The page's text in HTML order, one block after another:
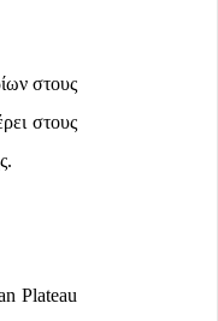
στους
στους
Plateau